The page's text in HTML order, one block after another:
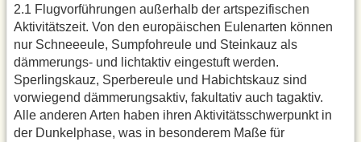
2.1 Flugvorführungen außerhalb der artspezifischen
Aktivitätszeit. Von den europäischen Eulenarten können
nur Schneeeule, Sumpfohreule und Steinkauz als
dämmerungs- und lichtaktiv eingestuft werden.
Sperlingskauz, Sperbereule und Habichtskauz sind
vorwiegend dämmerungsaktiv, fakultativ auch tagaktiv.
Alle anderen Arten haben ihren Aktivitätsschwerpunkt in
der Dunkelphase, was in besonderem Maße für